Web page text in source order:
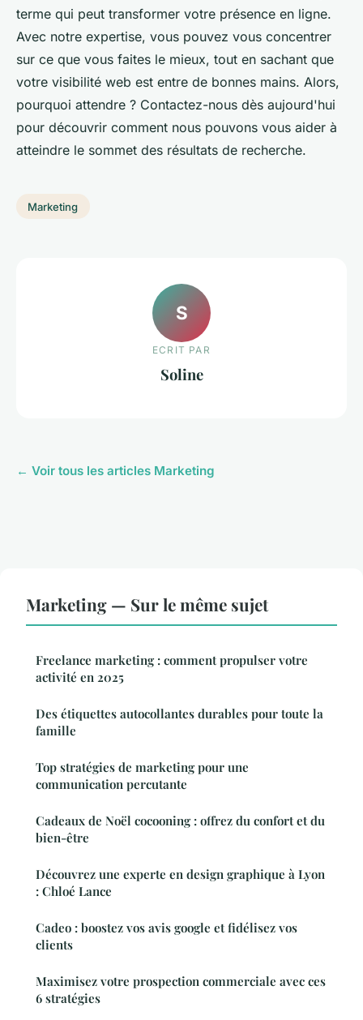
terme qui peut transformer votre présence en ligne.
Avec notre expertise, vous pouvez vous concentrer
sur ce que vous faites le mieux, tout en sachant que
votre visibilité web est entre de bonnes mains. Alors,
pourquoi attendre ? Contactez-nous dès aujourd'hui
pour découvrir comment nous pouvons vous aider à
atteindre le sommet des résultats de recherche.
Marketing
S
ECRIT PAR
Soline
← Voir tous les articles Marketing
Marketing — Sur le même sujet
Freelance marketing : comment propulser votre
activité en 2025
Des étiquettes autocollantes durables pour toute la
famille
Top stratégies de marketing pour une
communication percutante
Cadeaux de Noël cocooning : offrez du confort et du
bien-être
Découvrez une experte en design graphique à Lyon
: Chloé Lance
Cadeo : boostez vos avis google et fidélisez vos
clients
Maximisez votre prospection commerciale avec ces
6 stratégies